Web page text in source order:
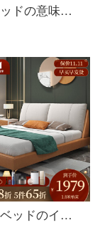
華庭のベッドの意味があります。本革のダブルベッドは1.8メートルで、主な寝台は近代的で簡単です。北欧の軟包ベッドの高級な結婚ベッドは1.5メートルのシングルベッドです。
高級華庭ベッドのイタリア式があります。現代北欧の軽奢ベッドイタリア真皮の布芸ベッド1.8メートルの主寝台ins 1.5シングルベッド+椰子のマットレス+マットレス